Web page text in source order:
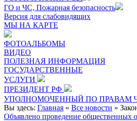
ГО и ЧС, Пожарная безопасность
Версия для слабовидящих
МЫ НА КАРТЕ
ФОТОАЛЬБОМЫ
ВИДЕО
ПОЛЕЗНАЯ ИНФОРМАЦИЯ
ГОСУДАРСТВЕННЫЕ
УСЛУГИ
ПРЕЗИДЕНТ РФ
УПОЛНОМОЧЕННЫЙ ПО ПРАВАМ
Вы здесь: Главная » Все новости »
Объявлено проведение общественных